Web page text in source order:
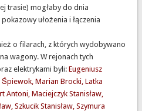
trasie) mogłaby do dnia
ułożenia i łączenia
o filarach, z których wydobywano
wagony. W rejonach tych
elektrykami byli: Eugeniusz
Śpiewok, Marian Brocki, Latka
Antoni, Maciejczyk Stanisław,
Szkucik Stanisław, Szymura